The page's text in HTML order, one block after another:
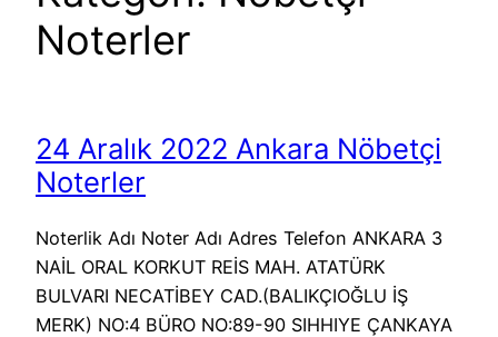
Noterler
24 Aralık 2022 Ankara Nöbetçi
Noterler
Noterlik Adı Noter Adı Adres Telefon ANKARA 3
NAİL ORAL KORKUT REİS MAH. ATATÜRK
BULVARI NECATİBEY CAD.(BALIKÇIOĞLU İŞ
MERK) NO:4 BÜRO NO:89-90 SIHHIYE ÇANKAYA